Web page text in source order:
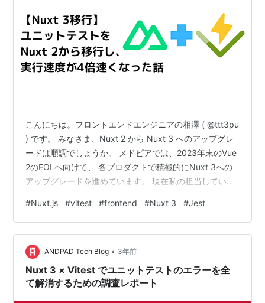
こんにちは。フロントエンドエンジニアの相澤 ( @ttt3pu
) です。 みなさま、Nuxt 2 から Nuxt 3 へのアップグレ
ードは順調でしょうか。 メドピアでは、2023年末のVue
2のEOLへ向けて、 各プロダクトで積極的にNuxt 3への
アップグレードを進めています。 現在私の担当している
しており、 残すはQAテストなどを行うのみと言う段階
で、本番リリースまであと一歩というところまで進んで
おります！ 🎉 マイグレーションの事例も徐々に増え始め
てきて、Nuxt 3のリリース当初よりも段々と移行はしや
すくなってきましたが、 個人的に…
#Nuxt.js #vitest #frontend #Nuxt 3 #Jest
ANDPAD Tech Blog • 3年前
Nuxt 3 × Vitest でユニットテストのエラーを全
て解消するための調査レポート